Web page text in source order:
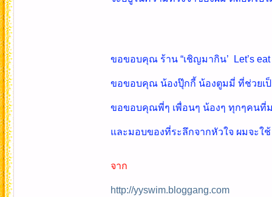
ขอขอบคุณ ร้าน “เชิญมากิน’ Let’s
ขอขอบคุณ น้องปุ๊กกี้ น้องตูมมี่ ที่ช่วยเป็
ขอขอบคุณพี่ๆ เพื่อนๆ น้องๆ ทุกๆคนที่ม
และมอบของที่ระลึกจากหัวใจ ผมจะใช้
จาก
http://yyswim.bloggang.com